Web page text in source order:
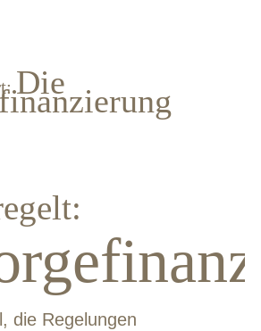
Die
die Regelungen